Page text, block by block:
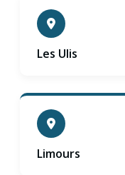
Les Ulis
Limours